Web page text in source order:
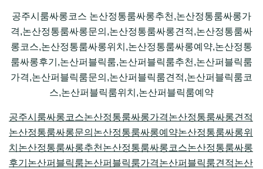
공주시룸싸롱코스 논산정통룸싸롱추천,논산정통룸싸롱가
격,논산정통룸싸롱문의,논산정통룸싸롱견적,논산정통룸싸
롱코스,논산정통룸싸롱위치,논산정통룸싸롱예약,논산정통
룸싸롱후기,논산퍼블릭룸,논산퍼블릭룸추천,논산퍼블릭룸
가격,논산퍼블릭룸문의,논산퍼블릭룸견적,논산퍼블릭룸코
스,논산퍼블릭룸위치,논산퍼블릭룸예약
공주시룸싸롱코스논산정통룸싸롱가격논산정통룸싸롱견적
논산정통룸싸롱문의 논산정통룸싸롱예약논산정통룸싸롱위
치 논산정통룸싸롱추천 논산정통룸싸롱코스논산정통룸싸롱
후기 논산퍼블릭룸논산퍼블릭룸가격논산퍼블릭룸견적논산